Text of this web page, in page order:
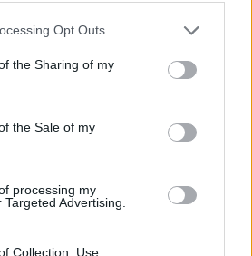
Opt Outs
the Sharing of my
the Sale of my
processing my
Advertising.
Collection, Use,